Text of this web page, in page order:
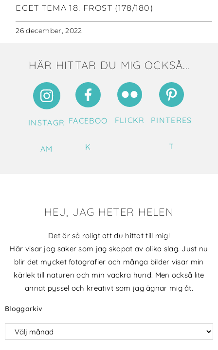
EGET TEMA 18: FROST (178/180)
26 december, 2022
HÄR HITTAR DU MIG OCKSÅ...
INSTAGR
AM
FACEBOO
K
FLICKR PINTERES
T
HEJ, JAG HETER HELEN
Det är så roligt att du hittat till mig!
Här visar jag saker som jag skapat av olika slag. Just nu
blir det mycket fotografier och många bilder visar min
kärlek till naturen och min vackra hund. Men också lite
annat pyssel och kreativt som jag ägnar mig åt.
Bloggarkiv